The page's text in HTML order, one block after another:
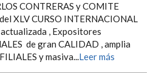
CONTRERAS y COMITE
XLV CURSO INTERNACIONAL
, Expositores
de gran CALIDAD , amplia
y masiva...Leer más